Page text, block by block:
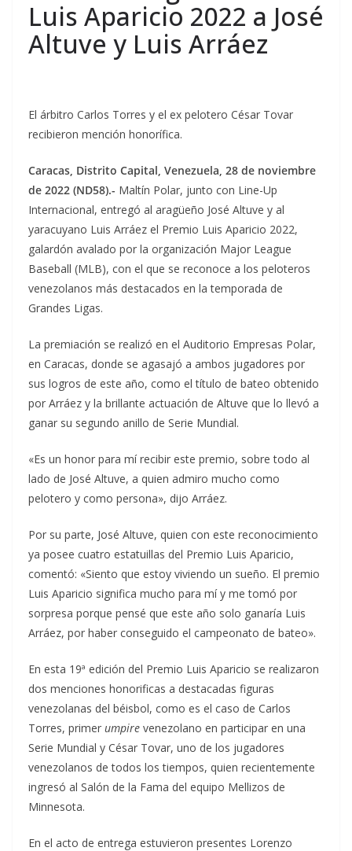
Luis Aparicio 2022 a José
Altuve y Luis Arráez
El árbitro Carlos Torres y el ex pelotero César Tovar
recibieron mención honorífica.
Caracas, Distrito Capital, Venezuela, 28 de noviembre
de 2022 (ND58).- Maltín Polar, junto con Line-Up
Internacional, entregó al aragüeño José Altuve y al
yaracuyano Luis Arráez el Premio Luis Aparicio 2022,
galardón avalado por la organización Major League
Baseball (MLB), con el que se reconoce a los peloteros
venezolanos más destacados en la temporada de
Grandes Ligas.
La premiación se realizó en el Auditorio Empresas Polar,
en Caracas, donde se agasajó a ambos jugadores por
sus logros de este año, como el título de bateo obtenido
por Arráez y la brillante actuación de Altuve que lo llevó a
ganar su segundo anillo de Serie Mundial.
«Es un honor para mí recibir este premio, sobre todo al
lado de José Altuve, a quien admiro mucho como
pelotero y como persona», dijo Arráez.
Por su parte, José Altuve, quien con este reconocimiento
ya posee cuatro estatuillas del Premio Luis Aparicio,
comentó: «Siento que estoy viviendo un sueño. El premio
Luis Aparicio significa mucho para mí y me tomó por
sorpresa porque pensé que este año solo ganaría Luis
Arráez, por haber conseguido el campeonato de bateo».
En esta 19ª edición del Premio Luis Aparicio se realizaron
dos menciones honorificas a destacadas figuras
venezolanas del béisbol, como es el caso de Carlos
Torres, primer umpire venezolano en participar en una
Serie Mundial y César Tovar, uno de los jugadores
venezolanos de todos los tiempos, quien recientemente
ingresó al Salón de la Fama del equipo Mellizos de
Minnesota.
En el acto de entrega estuvieron presentes Lorenzo